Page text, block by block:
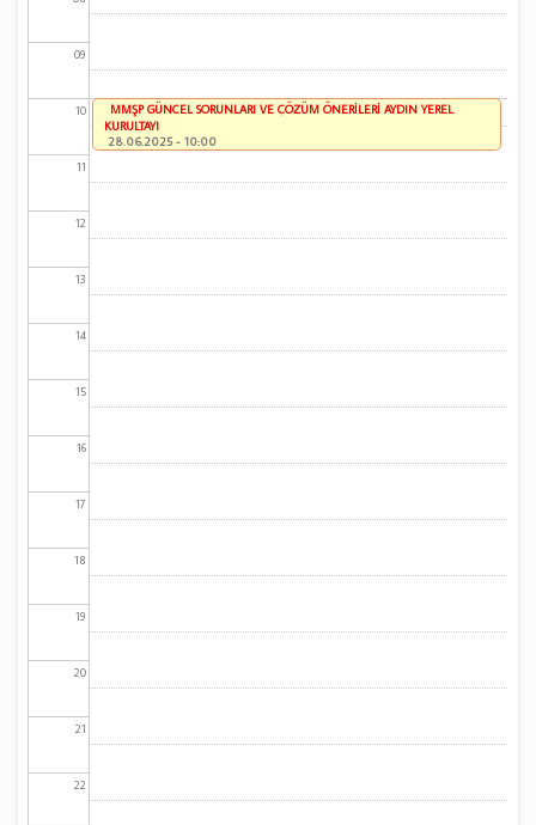
09
10
11
12
13
14
15
16
17
18
19
20
21
22
MMŞP GÜNCEL SORUNLARI VE ÇÖZÜM ÖNERİLERİ AYDIN YEREL
KURULTAYI
28.06.2025 - 10:00